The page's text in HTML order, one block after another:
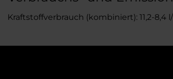
Kraftstoffverbrauch (kombiniert): 11,2-8,4